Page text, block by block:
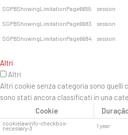
SGPBShowingLimitationPage6655
session
SGPBShowingLimitationPage6683
session
SGPBShowingLimitationPage6684
session
Altri
Altri
Altri cookie senza categoria sono quelli
sono stati ancora classificati in una
Cookie
cookielawinfo-checkbox-
necessary-3 1 year